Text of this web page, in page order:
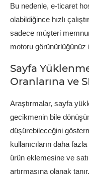
Bu nedenle, e-ticaret
olabildiğince hızlı
sadece müşteri
motoru görünürlüğünüz
Sayfa
Oranlarına ve
Araştırmalar, sayfa
gecikmenin bile
düşürebileceğini
kullanıcıların daha
ürün eklemesine ve
artırmasına olanak